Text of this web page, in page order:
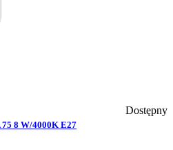
Dostępny
8 W/4000K E27